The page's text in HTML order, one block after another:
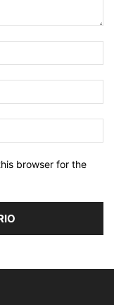
browser for the